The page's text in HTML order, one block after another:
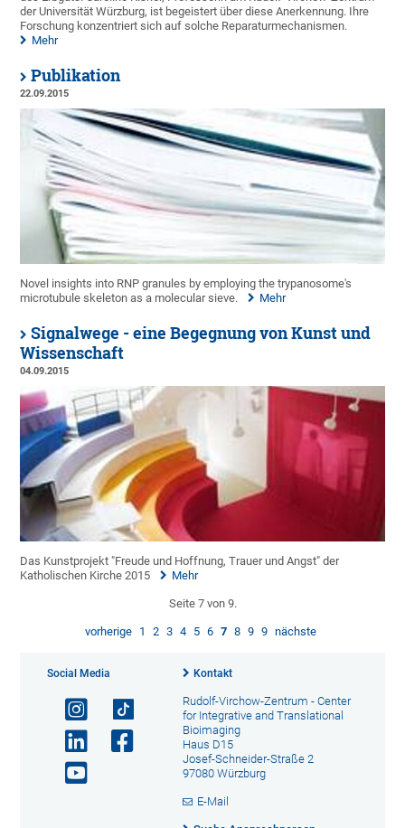
der Universität Würzburg, ist begeistert über diese Anerkennung. Ihre
Forschung konzentriert sich auf solche Reparaturmechanismen.
Mehr
Publikation
22.09.2015
Novel insights into RNP granules by employing the trypanosome's
microtubule skeleton as a molecular sieve.
Mehr
Signalwege - eine Begegnung von Kunst und
Wissenschaft
04.09.2015
Das Kunstprojekt "Freude und Hoffnung, Trauer und Angst" der
Katholischen Kirche 2015
Mehr
Seite 7 von 9.
vorherige 1 2 3 4 5 6 7 8 9 9 nächste
Social Media Kontakt
Rudolf-Virchow-Zentrum - Center
for Integrative and Translational
Bioimaging
Haus D15
Josef-Schneider-Straße 2
97080 Würzburg
E-Mail